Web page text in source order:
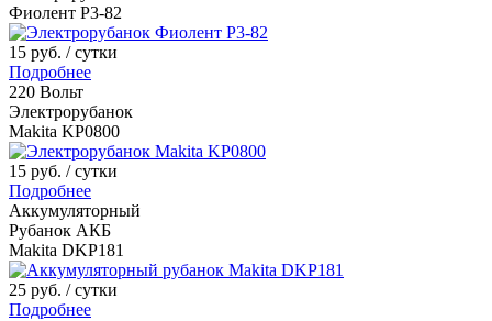
Фиолент P3-82
15 руб. / сутки
Подробнее
220 Вольт
Электрорубанок
Makita KP0800
15 руб. / сутки
Подробнее
Аккумуляторный
Рубанок АКБ
Makita DKP181
25 руб. / сутки
Подробнее